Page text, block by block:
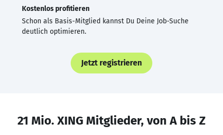
Kostenlos profitieren
Schon als Basis-Mitglied kannst Du Deine Job-Suche
deutlich optimieren.
Jetzt registrieren
21 Mio. XING Mitglieder, von A bis Z